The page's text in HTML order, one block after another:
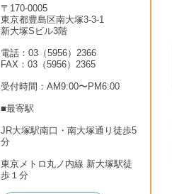
〒170-0005
東京都豊島区南大塚3-3-1
新大塚Sビル3階
電話：03（5956）2366
FAX：03（5956）2365
受付時間：AM9:00〜PM6:00
■最寄駅
JR大塚駅南口・南大塚通り徒歩5
分
東京メトロ丸ノ内線 新大塚駅徒
歩１分